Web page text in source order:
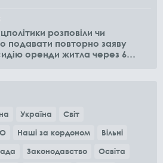
розповіли чи
подавати повторно заяву
оренди житла через 6
Україна
Світ
Наші за кордоном
Вільні
Законодавство
Освіта